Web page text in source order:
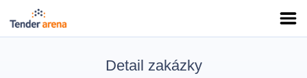
Detail zakázky